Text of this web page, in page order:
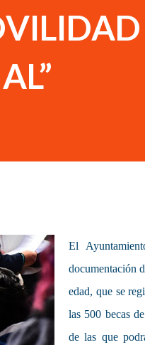
El
documentación
edad, que se
las 500 becas
de las que